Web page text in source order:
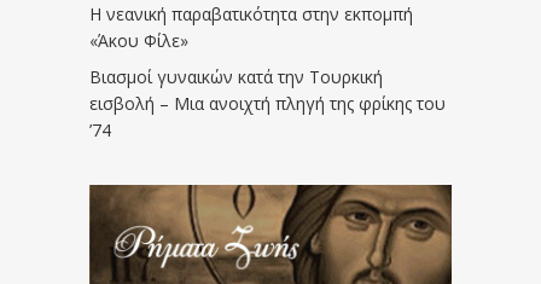
Η νεανική παραβατικότητα στην εκπομπή
«Άκου Φίλε»
Βιασμοί γυναικών κατά την Τουρκική
εισβολή – Μια ανοιχτή πληγή της φρίκης του
’74